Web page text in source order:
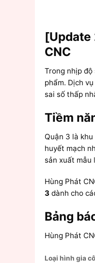
[Update
CNC
Trong nhịp
phẩm. Dịch vụ
sai số thấp
Tiềm
Quận 3 là
huyết mạch
sản xuất mẫu
Hùng Phát
3 dành cho
Bảng
Hùng Phát
Loại hình gia